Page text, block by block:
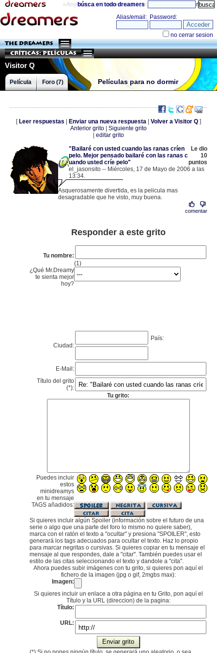
«Anything can happen and it probably will» directorio
búsca en todo dreamers
THE DREAMERS
Críticas: Películas
Visitor Q
Películas para no dormir
Película Foro (7)
[ Leer respuestas Enviar una nueva respuesta Volver a Visitor Q ]
Anterior grito
Siguiente grito
editar grito
"Bailaré con usted cuando las ranas críen
pelo. Mejor pensado bailaré con las ranas c
uando usted críe pelo"
Le dio
10
puntos
el_jasonsito -- Miércoles, 17 de Mayo de 2006 a las
13:34.
Asquerosamente divertida, es la pelicula mas
desagradable que he visto, muy buena.
comentar
Responder a este grito
Tu nombre:
(1)
¿Qué Mr.Dreamy
te sienta mejor
hoy?
Ciudad:
País:
E-Mail:
Título del grito
(*):
Tu grito:
Puedes incluir
estos
minidreamys
en tu mensaje
TAGS añadidos:
Si quieres incluir algún Spoiler (información sobre el futuro de una
serie o algo que una parte del foro lo mismo no quiere saber),
marca con el ratón el texto a "ocultar" y presiona "SPOILER", esto
generará los tags adecuados para ocultar el texto. Haz lo propio
para marcar negritas o cursivas. Si quieres copiar en tu mensaje el
mensaje al que respondes, dale a "citar". También puedes usar el
estilo de las citas seleccionando el texto y dandole a "cita".
Ahora puedes subir imágenes con tu grito, si quieres pon aquí el
fichero de la imagen (jpg o gif, 2mgbs max):
Imagen:
Si quieres incluir un enlace a otra página en tu Grito, pon aquí el
Título y la URL (direccion) de la pagina:
Título:
URL: